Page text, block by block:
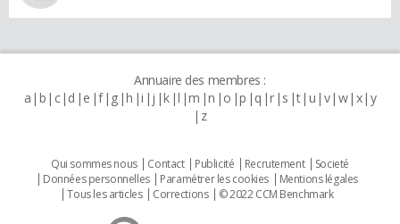
Annuaire des membres :
a b c d e f g h i j k l m n o p q r s t u v w x y
z
Qui sommes nous Contact Publicité Recrutement
Societé
Données personnelles
Paramétrer les cookies
Mentions légales
Tous les articles
Corrections © 2022 CCM Benchmark